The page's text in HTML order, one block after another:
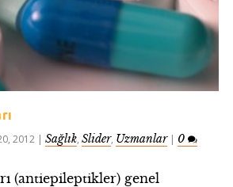
2012 |Sağlık,Slider, Uzmanlar| 0
(antiepileptikler) genel